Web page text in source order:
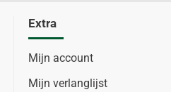
Extra
Mijn account
Mijn verlanglijst